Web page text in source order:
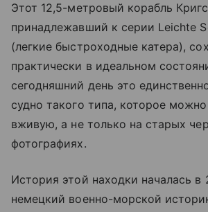
Этот 12,5-метровый корабль
принадлежавший к серии Leichte
(легкие быстроходные катера),
практически в идеальном
сегодняшний день это
судно такого типа, которое
вживую, а не только на старых
фотографиях.
История этой находки началась в
немецкий военно-морской